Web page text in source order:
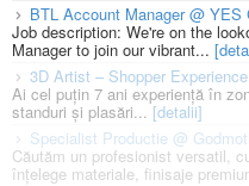
BTL Account Manager @ YES
Job description: We're on the
Manager to join our vibrant...
3D Artist – Shopper
Ai cel puțin 7 ani experiență în
standuri și plasări...[detalii]
Specialist Productie @
Căutăm un profesionist versatil,
înțelege materiale, finisaje